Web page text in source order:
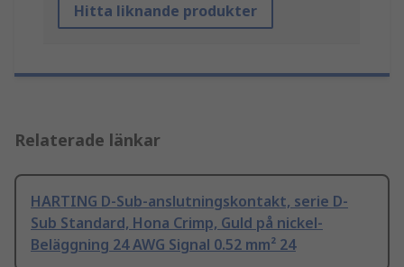
Hitta liknande produkter
Relaterade länkar
HARTING D-Sub-anslutningskontakt, serie D-
Sub Standard, Hona Crimp, Guld på nickel-
Beläggning 24 AWG Signal 0.52 mm² 24